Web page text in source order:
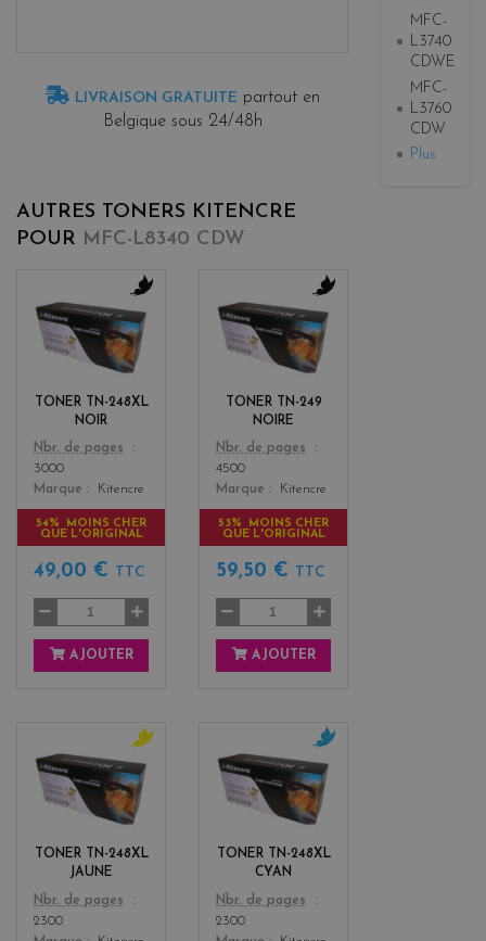
LIVRAISON GRATUITE partout en
Belgique sous 24/48h
AUTRES TONERS KITENCRE
POUR MFC-L8340 CDW
TONER TN-248XL
NOIR
Color
b
l
a
c
k
Nbr. de pages
3000
Marque
Kitencre
54% MOINS CHER
QUE L'ORIGINAL
49,00 € TTC
AJOUTER
TONER TN-249
NOIRE
Color
b
l
a
c
Nbr. de pages
4500
Marque
Kitencre
53% MOINS CHER
QUE L'ORIGINAL
59,50 € TTC
AJOUTER
TONER TN-248XL
JAUNE
Color
y
e
l
l
o
Nbr. de pages
2300
TONER TN-248XL
CYAN
Color
c
y
a
n
Nbr. de pages
2300
MFC-
L3740
CDWE
MFC-
L3760
CDW
Plus